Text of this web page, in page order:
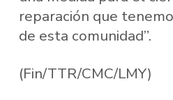
reparación que
de esta comunidad”.
(Fin/TTR/CMC/LMY)